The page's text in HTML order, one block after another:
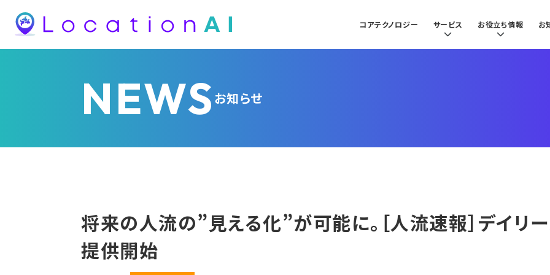
コアテクノロジー サービス お役立ち情報 お
NEWS お知らせ
将来の人流の”見える化”が可能に。［人流速報］デイリ
提供開始